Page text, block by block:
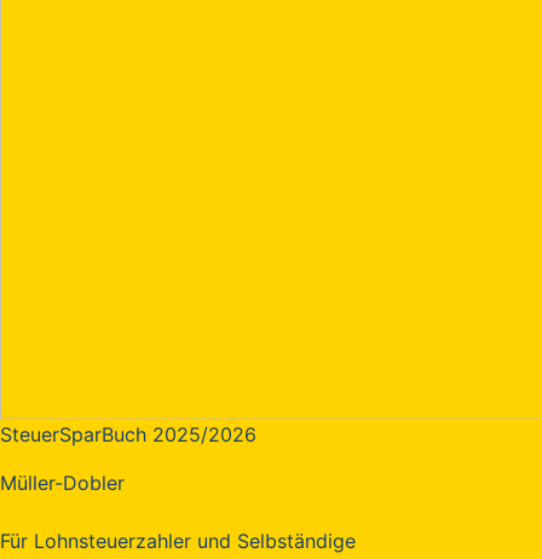
SteuerSparBuch 2025/2026
Müller-Dobler
Für Lohnsteuerzahler und Selbständige